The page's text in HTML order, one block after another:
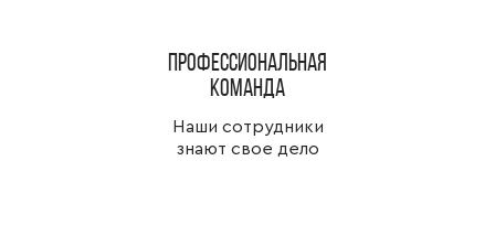
Профессиональная
команда
Наши сотрудники
знают свое дело